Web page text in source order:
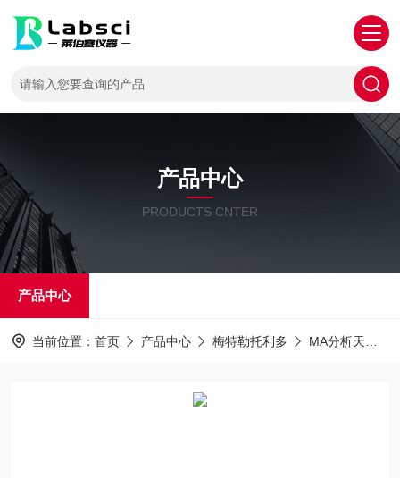
产品中心
PRODUCTS CNTER
产品中心
当前位置： 首页 产品中心 梅特勒托利多 MA分析天平